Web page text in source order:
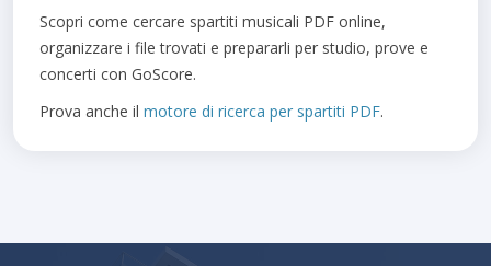
Scopri come cercare spartiti musicali PDF online,
organizzare i file trovati e prepararli per studio, prove e
concerti con GoScore.
Prova anche il motore di ricerca per spartiti PDF.